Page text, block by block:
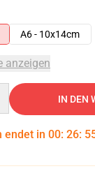
A6 - 10x14cm
anzeigen
IN DEN
endet in 00: 26: